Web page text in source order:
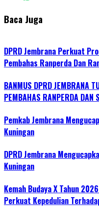
Baca Juga
DPRD Jembrana Perkuat
Pembahas Ranperda Dan
BANMUS DPRD JEMBRANA
PEMBAHAS RANPERDA DAN
Pemkab Jembrana
Kuningan
DPRD Jembrana
Kuningan
Kemah Budaya X Tahun
Perkuat Kepedulian